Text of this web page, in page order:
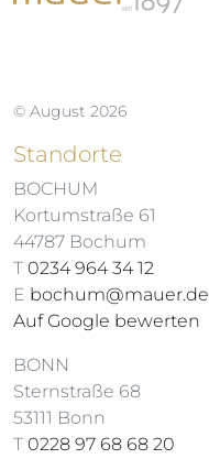
© August 2026
Standorte
BOCHUM
Kortumstraße 61
44787 Bochum
T 0234 964 34 12
E bochum@mauer.de
Auf Google bewerten
BONN
Sternstraße 68
53111 Bonn
T 0228 97 68 68 20